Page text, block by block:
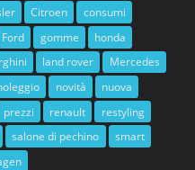
Citroen
consumi
Ford gomme
honda
land rover
Mercedes
novità
nuova
prezzi renault
restyling
salone di pechino
smart